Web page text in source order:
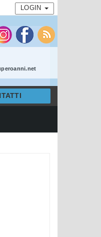
LOGIN